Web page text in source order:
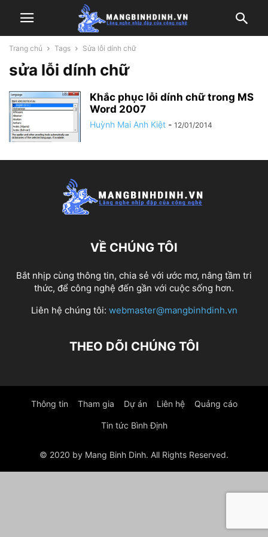
Trang chủ Tags Sửa lỗi dính chữ
sửa lỗi dính chữ
Khắc phục lỗi dính chữ trong MS
Word 2007
Huỳnh Mai Anh Kiệt - 12/01/2014
VỀ CHÚNG TÔI
Bắt nhịp cùng thông tin, chia sẻ với ước mơ, nâng tầm tri
thức, để công nghệ đến gần với cuộc sống hơn.
Liên hệ chúng tôi: webmaster@mangbinhdinh.vn
THEO DÕI CHÚNG TÔI
Thông tin Tham gia Dự án Liên hệ Quảng cáo
Tin tức Bình Định
© 2020 by Mang Binh Dinh. All Rights Reserved.